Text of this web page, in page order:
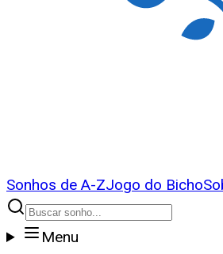
Sonhos de A-ZJogo do Bicho
Menu